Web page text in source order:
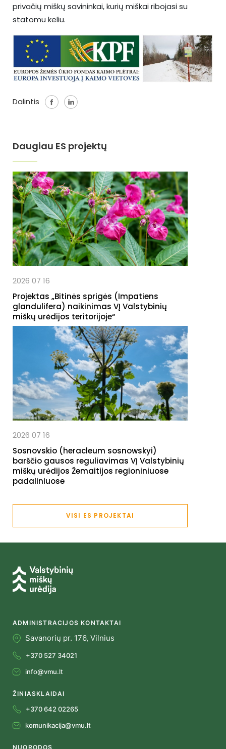
privačių miškų savininkai, kurių miškai ribojasi su
statomu keliu.
Dalintis
Daugiau ES projektų
2026 07 16
Projektas „Bitinės sprigės (Impatiens
glandulifera) naikinimas VĮ Valstybinių
miškų urėdijos teritorijoje“
2026 07 16
Sosnovskio (heracleum sosnowskyi)
barščio gausos reguliavimas VĮ Valstybinių
miškų urėdijos Žemaitijos regioniniuose
padaliniuose
VISI ES PROJEKTAI
ADMINISTRACIJOS KONTAKTAI
Savanorių pr. 176, Vilnius
+370 527 34021
info@vmu.lt
ŽINIASKLAIDAI
+370 642 02265
komunikacija@vmu.lt
NUORODOS